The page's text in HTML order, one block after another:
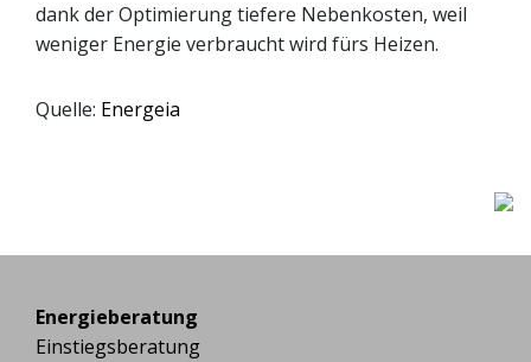
dank der Optimierung tiefere Nebenkosten, weil
weniger Energie verbraucht wird fürs Heizen.
Quelle: Energeia
Energieberatung
Einstiegsberatung